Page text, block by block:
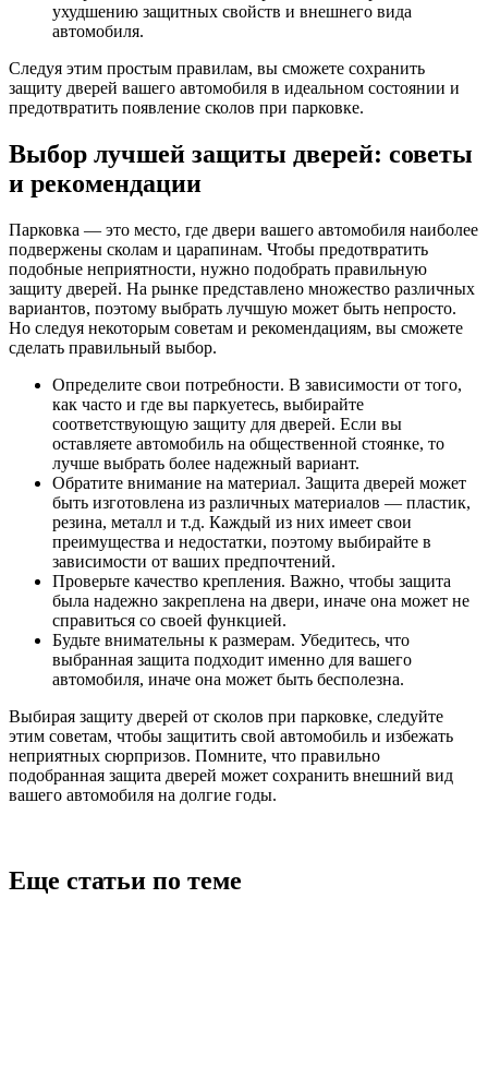
ухудшению защитных свойств и внешнего вида
автомобиля.
Следуя этим простым правилам, вы сможете сохранить
защиту дверей вашего автомобиля в идеальном состоянии и
предотвратить появление сколов при парковке.
Выбор лучшей защиты дверей: советы
и рекомендации
Парковка — это место, где двери вашего автомобиля наиболее
подвержены сколам и царапинам. Чтобы предотвратить
подобные неприятности, нужно подобрать правильную
защиту дверей. На рынке представлено множество различных
вариантов, поэтому выбрать лучшую может быть непросто.
Но следуя некоторым советам и рекомендациям, вы сможете
сделать правильный выбор.
Определите свои потребности. В зависимости от того,
как часто и где вы паркуетесь, выбирайте
соответствующую защиту для дверей. Если вы
оставляете автомобиль на общественной стоянке, то
лучше выбрать более надежный вариант.
Обратите внимание на материал. Защита дверей может
быть изготовлена из различных материалов — пластик,
резина, металл и т.д. Каждый из них имеет свои
преимущества и недостатки, поэтому выбирайте в
зависимости от ваших предпочтений.
Проверьте качество крепления. Важно, чтобы защита
была надежно закреплена на двери, иначе она может не
справиться со своей функцией.
Будьте внимательны к размерам. Убедитесь, что
выбранная защита подходит именно для вашего
автомобиля, иначе она может быть бесполезна.
Выбирая защиту дверей от сколов при парковке, следуйте
этим советам, чтобы защитить свой автомобиль и избежать
неприятных сюрпризов. Помните, что правильно
подобранная защита дверей может сохранить внешний вид
вашего автомобиля на долгие годы.
Еще статьи по теме